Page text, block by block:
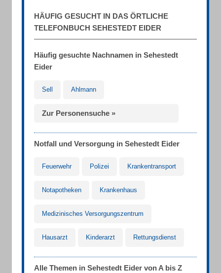
HÄUFIG GESUCHT IN DAS ÖRTLICHE
TELEFONBUCH SEHESTEDT EIDER
Häufig gesuchte Nachnamen in Sehestedt
Eider
Sell Ahlmann
Zur Personensuche »
Notfall und Versorgung in Sehestedt Eider
Feuerwehr Polizei Krankentransport
Notapotheken Krankenhaus
Medizinisches Versorgungszentrum
Hausarzt Kinderarzt Rettungsdienst
Alle Themen in Sehestedt Eider von A bis Z